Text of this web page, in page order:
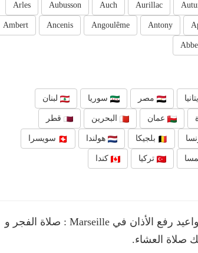
Aurillac
Auch
Aubusson
Arles
Antony
Angoulême
Ancenis
Ambert
مصر سوريا لبنان
عمان البحرين قطر
بلجيكا هولندا سويسرا
تركيا كندا
نقدم لك في هذه الصفحة مواقيت الصلوات الخمس ومواعيد رفع الأذان في Marseille : صلاة الفجر و
صلاة العشاء.